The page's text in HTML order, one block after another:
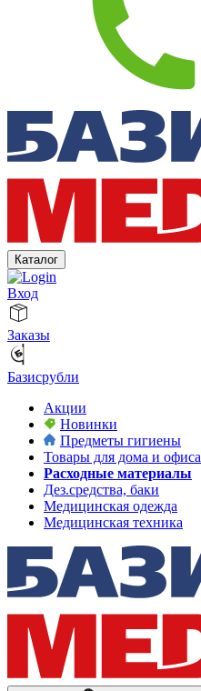
Каталог
Вход
Заказы
Базисрубли
Акции
Новинки
Предметы гигиены
Товары для дома и офиса
Расходные материалы
Дез.средства, баки
Медицинская одежда
Медицинская техника